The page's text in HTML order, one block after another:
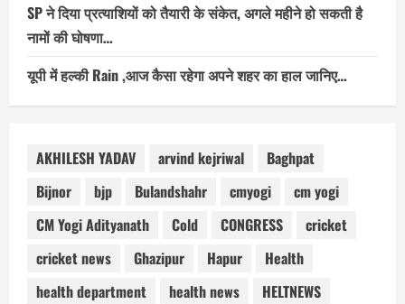
SP ने दिया प्रत्याशियों को तैयारी के संकेत, अगले महीने हो सकती है
नामों की घोषणा…
यूपी में हल्की Rain ,आज कैसा रहेगा अपने शहर का हाल जानिए…
AKHILESH YADAV arvind kejriwal
Baghpat
Bijnor
bjp Bulandshahr cmyogi
cm yogi
CM Yogi Adityanath
Cold CONGRESS
cricket
cricket news
Ghazipur Hapur
Health
health department
health news
HELTNEWS